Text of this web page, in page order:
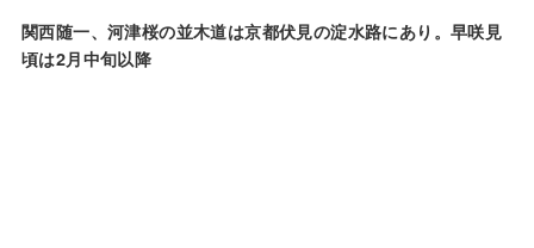
関西随一、河津桜の並木道は京都伏見の淀水路にあり。早咲見
頃は2月中旬以降